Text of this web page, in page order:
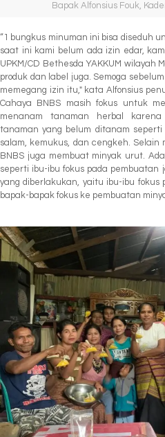
Bapak Alfonsius Fouk,
“1 bungkus minuman ini bisa diseduh
saat ini kami belum ada izin edar,
UPKM/CD Bethesda YAKKUM wilayah
produk dan label juga. Semoga
memegang izin itu," kata Alfonsius
Cahaya BNBS masih fokus untuk
menanam tanaman herbal
tanaman yang belum ditanam
salam, kemukus, dan cengkeh. Selain
BNBS juga membuat minyak urut.
seperti ibu-ibu fokus pada pembuatan
yang diberlakukan, yaitu ibu-ibu
bapak-bapak fokus ke pembuatan